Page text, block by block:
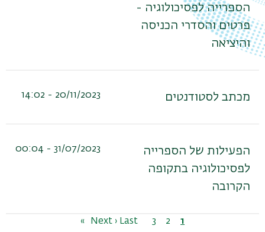
הספרייה לפסיכולוגיה -
פרטים והסדרי הכניסה
והיציאה
מכתב לסטודנטים 20/11/2023 - 14:02
הפעילות של הספרייה
לפסיכולוגיה בתקופה
הקרובה
31/07/2023 - 00:04
דף
1 דף
2 דף
3
הדף
Next ›
הדף Last »